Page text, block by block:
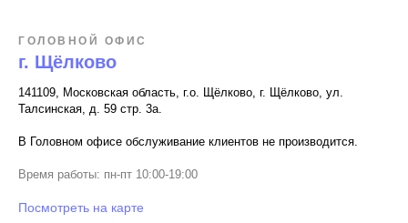
ГОЛОВНОЙ ОФИС
г. Щёлково
141109, Московская область, г.о. Щёлково, г. Щёлково, ул.
Талсинская, д. 59 стр. 3а.
В Головном офисе обслуживание клиентов не производится.
Время работы: пн-пт 10:00-19:00
Посмотреть на карте